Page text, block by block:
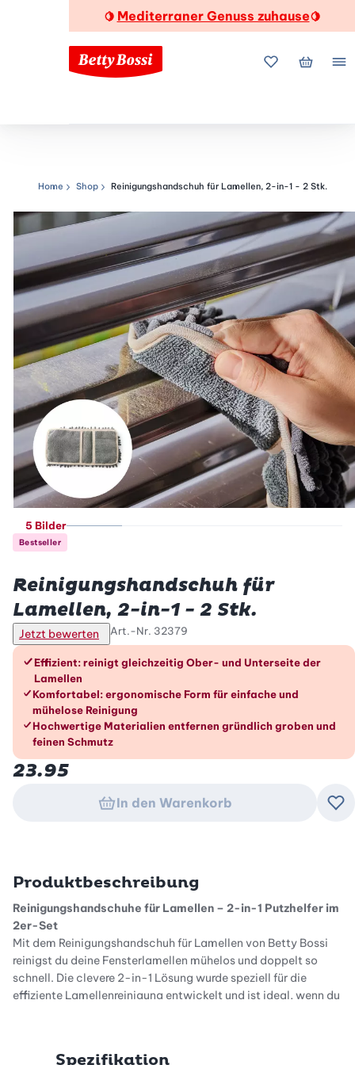
🍋 Mediterraner Genuss zuhause🍋
MeineMein
Navigationspfad
Home Shop Reinigungshandschuh für Lamellen, 2-in-1 - 2 Stk.
5 Bilder
Bestseller
Reinigungshandschuh für
Lamellen, 2-in-1 - 2 Stk.
Jetzt bewerten Art.-Nr. 32379
Die Vorteile im Überblick
Effizient: reinigt gleichzeitig Ober- und Unterseite der
Lamellen
Komfortabel: ergonomische Form für einfache und
mühelose Reinigung
Hochwertige Materialien entfernen gründlich groben und
feinen Schmutz
23.95
In den Warenkorb
Produktbeschreibung
Reinigungshandschuhe für Lamellen – 2-in-1 Putzhelfer im
2er-Set
Mit dem Reinigungshandschuh für Lamellen von Betty Bossi
reinigst du deine Fensterlamellen mühelos und doppelt so
schnell. Die clevere 2-in-1 Lösung wurde speziell für die
effiziente Lamellenreinigung entwickelt und ist ideal, wenn du
Effizient Lamellen reinigen – Ober- und Unterseite in einem
Spezifikation